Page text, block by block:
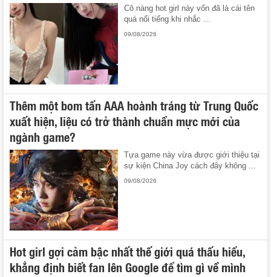
Cô nàng hot girl này vốn đã là cái tên
quá nổi tiếng khi nhắc ...
09/08/2026
Thêm một bom tấn AAA hoành tráng từ Trung Quốc
xuất hiện, liệu có trở thành chuẩn mực mới của
ngành game?
Tựa game này vừa được giới thiệu tại
sự kiện China Joy cách đây không ...
09/08/2026
Hot girl gợi cảm bậc nhất thế giới quá thấu hiểu,
khẳng định biết fan lên Google để tìm gì về mình